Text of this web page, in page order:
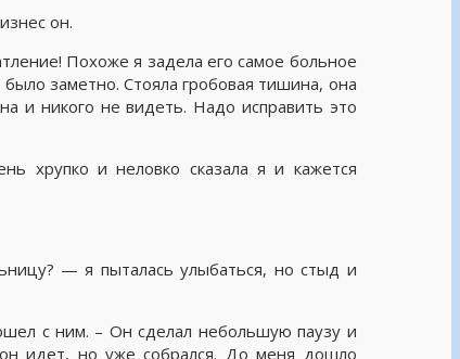
он.
Похоже я задела его самое больное
заметно. Стояла гробовая тишина, она
и никого не видеть. Надо исправить это
хрупко и неловко сказала я и кажется
— я пыталась улыбаться, но стыд и
с ним. – Он сделал небольшую паузу и
идет, но уже собрался. До меня дошло